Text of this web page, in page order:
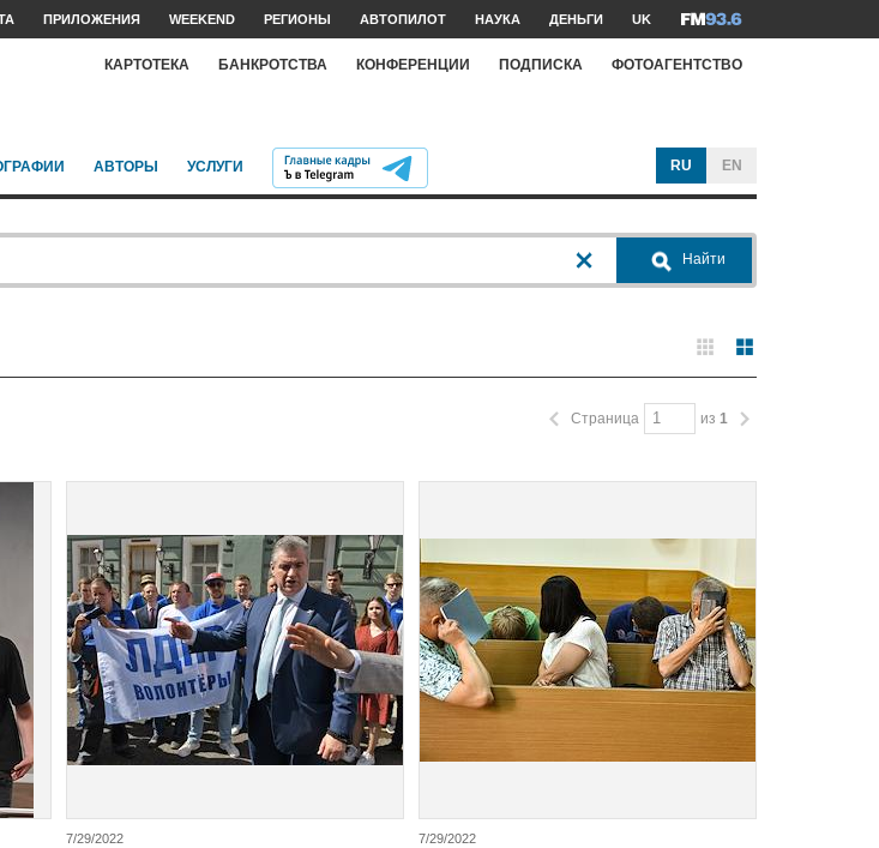
ПРИЛОЖЕНИЯ WEEKEND РЕГИОНЫ АВТОПИЛОТ НАУКА ДЕНЬГИ UK
КАРТОТЕКА БАНКРОТСТВА КОНФЕРЕНЦИИ ПОДПИСКА ФОТОАГЕНТСТВО
АВТОРЫ УСЛУГИ RU EN
Найти
Страница из 1
7/29/2022 7/29/2022